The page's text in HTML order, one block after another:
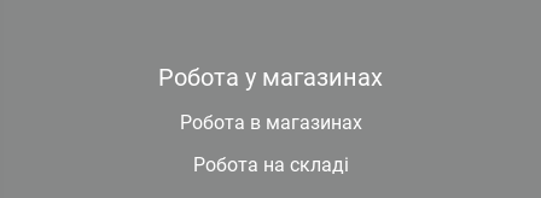
Робота у магазинах
Робота в магазинах
Робота на складі